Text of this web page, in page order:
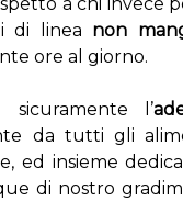
di linea non
ore al giorno.
l’
da tutti gli
ed insieme
di nostro